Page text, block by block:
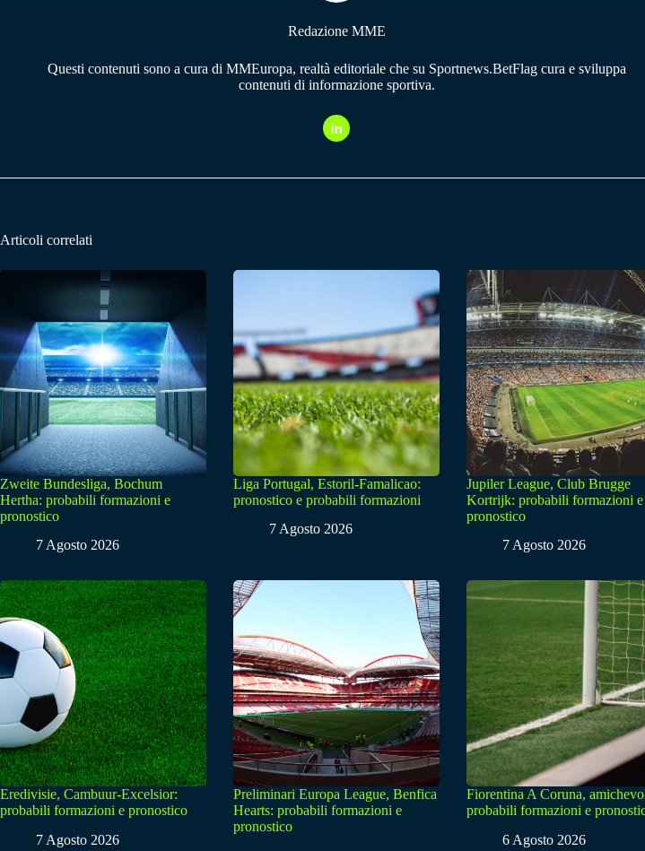
Redazione MME
Questi contenuti sono a cura di MMEuropa, realtà editoriale che su Sportnews.BetFlag cura e sviluppa
contenuti di informazione sportiva.
Articoli correlati
Zweite Bundesliga, Bochum
Hertha: probabili formazioni e
pronostico
7 Agosto 2026
Liga Portugal, Estoril-Famalicao:
pronostico e probabili formazioni
7 Agosto 2026
Jupiler League, Club Brugge
Kortrijk: probabili formazioni e
pronostico
7 Agosto 2026
Eredivisie, Cambuur-Excelsior:
probabili formazioni e pronostico
7 Agosto 2026
Preliminari Europa League, Benfica
Hearts: probabili formazioni e
pronostico
Fiorentina A Coruna,
probabili formazioni e
6 Agosto 2026